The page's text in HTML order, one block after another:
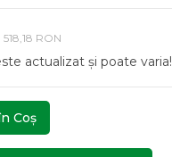
RON
actualizat și poate varia!
Coş